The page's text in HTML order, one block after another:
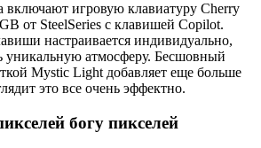
включают игровую клавиатуру Cherry
от SteelSeries с клавишей Copilot.
настраивается индивидуально,
уникальную атмосферу. Бесшовный
Mystic Light добавляет еще больше
это все очень эффектно.
богу пикселей